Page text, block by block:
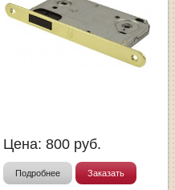
Цена: 800 руб.
Подробнее Заказать